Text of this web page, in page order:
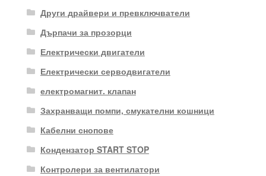
Други драйвери и превключватели
Дърпачи за прозорци
Електрически двигатели
Електрически серводвигатели
електромагнит. клапан
Захранващи помпи, смукателни кошници
Кабелни снопове
Кондензатор START STOP
Контролери за вентилатори